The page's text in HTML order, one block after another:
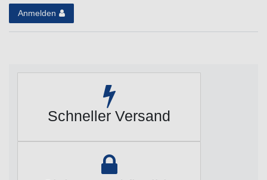
Anmelden
Schneller Versand